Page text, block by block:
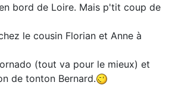
bord de Loire. Mais p'tit coup de
le cousin Florian et Anne à
(tout va pour le mieux) et
de tonton Bernard.